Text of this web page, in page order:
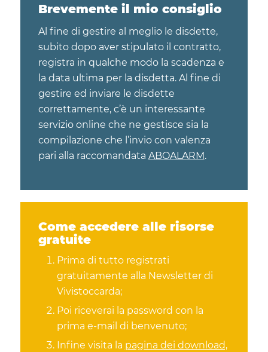
Brevemente il mio consiglio
Al fine di gestire al meglio le disdette,
subito dopo aver stipulato il contratto,
registra in qualche modo la scadenza e
la data ultima per la disdetta. Al fine di
gestire ed inviare le disdette
correttamente, c’è un interessante
servizio online che ne gestisce sia la
compilazione che l’invio con valenza
pari alla raccomandata ABOALARM.
Come accedere alle risorse
gratuite
Prima di tutto registrati
gratuitamente alla Newsletter di
Vivistoccarda;
Poi riceverai la password con la
prima e-mail di benvenuto;
Infine visita la pagina dei download,